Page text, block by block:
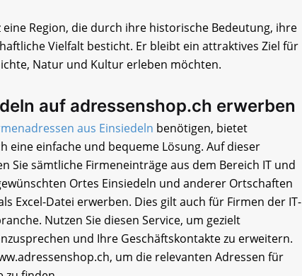
Region, die durch ihre historische Bedeutung, ihre
Vielfalt besticht. Er bleibt ein attraktives Ziel für
Natur und Kultur erleben möchten.
auf adressenshop.ch erwerben
aus Einsiedeln benötigen, bietet
eine einfache und bequeme Lösung. Auf dieser
Sie sämtliche Firmeneinträge aus dem Bereich IT und
Ortes Einsiedeln und anderer Ortschaften
Excel-Datei erwerben. Dies gilt auch für Firmen der IT-
Nutzen Sie diesen Service, um gezielt
und Ihre Geschäftskontakte zu erweitern.
um die relevanten Adressen für